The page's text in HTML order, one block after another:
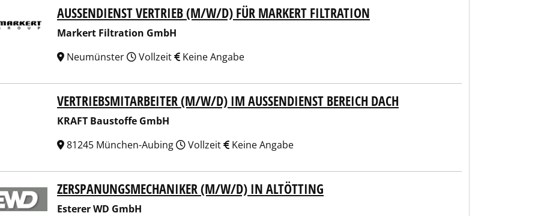
Filtration GmbHAUSSENDIENST VERTRIEB (M/W/D) FÜR MARKERT FILTRATION
Markert Filtration GmbH
Neumünster
Vollzeit Keine Angabe
Baustoffe GmbHVERTRIEBSMITARBEITER (M/W/D) IM AUSSENDIENST BEREICH DACH
KRAFT Baustoffe GmbH
81245 München-Aubing
Vollzeit Keine Angabe
WD GmbHZERSPANUNGSMECHANIKER (M/W/D) IN ALTÖTTING
Esterer WD GmbH